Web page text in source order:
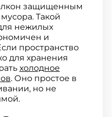
защищенным
Такой
нежилых
и
пространство
для хранения
холодное
. Оно простое в
но не